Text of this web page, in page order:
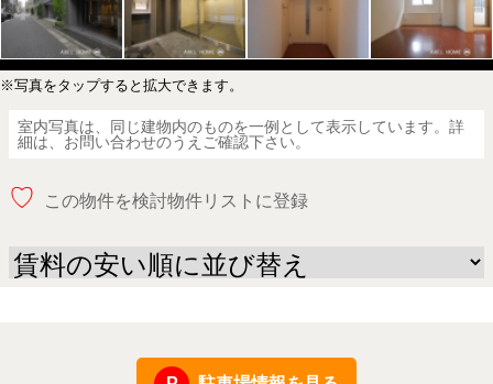
※写真をタップすると拡大できます。
室内写真は、同じ建物内のものを一例として表示しています。詳
細は、お問い合わせのうえご確認下さい。
♡ この物件を検討物件リストに登録